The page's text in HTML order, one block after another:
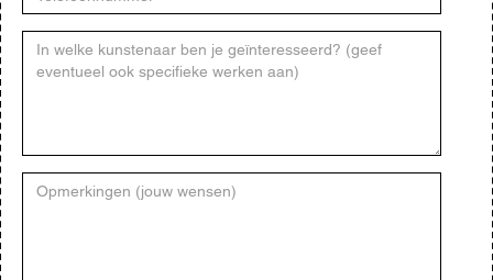
Kunstenaar
Opmerkingen
(jouw